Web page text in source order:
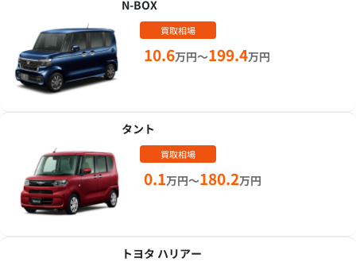
N-BOX
買取相場
10.6万円～199.4万円
タント
買取相場
0.1万円～180.2万円
トヨタ ハリアー